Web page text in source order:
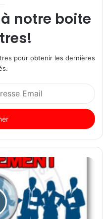
notre boite
pour obtenir les dernières